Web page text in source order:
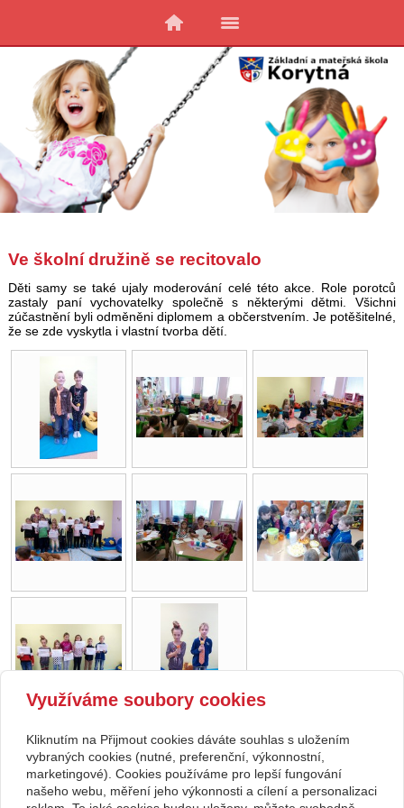
Ve školní družině se recitovalo
Děti samy se také ujaly moderování celé této akce. Role porotců
zastaly paní vychovatelky společně s některými dětmi. Všichni
zúčastnění byli odměněni diplomem a občerstvením. Je potěšitelné,
že se zde vyskytla i vlastní tvorba dětí.
Copyright © 2026 Základní škola, Korytná, okres Uherské Hradiště, příspěvková
Využíváme soubory cookies
Kliknutím na Přijmout cookies dáváte souhlas s uložením
vybraných cookies (nutné, preferenční, výkonnostní,
marketingové). Cookies používáme pro lepší fungování
našeho webu, měření jeho výkonnosti a cílení a personalizaci